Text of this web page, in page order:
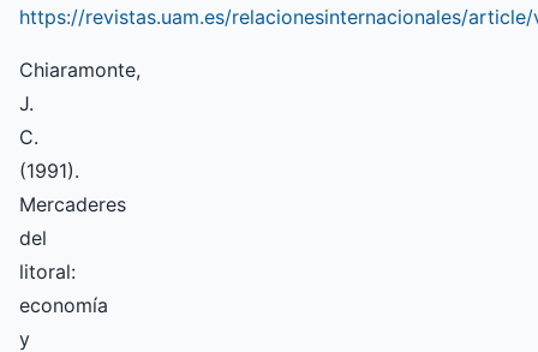
https://revistas.uam.es/relacionesinternacionales/
Chiaramonte,
J.
C.
(1991).
Mercaderes
del
litoral:
economía
y